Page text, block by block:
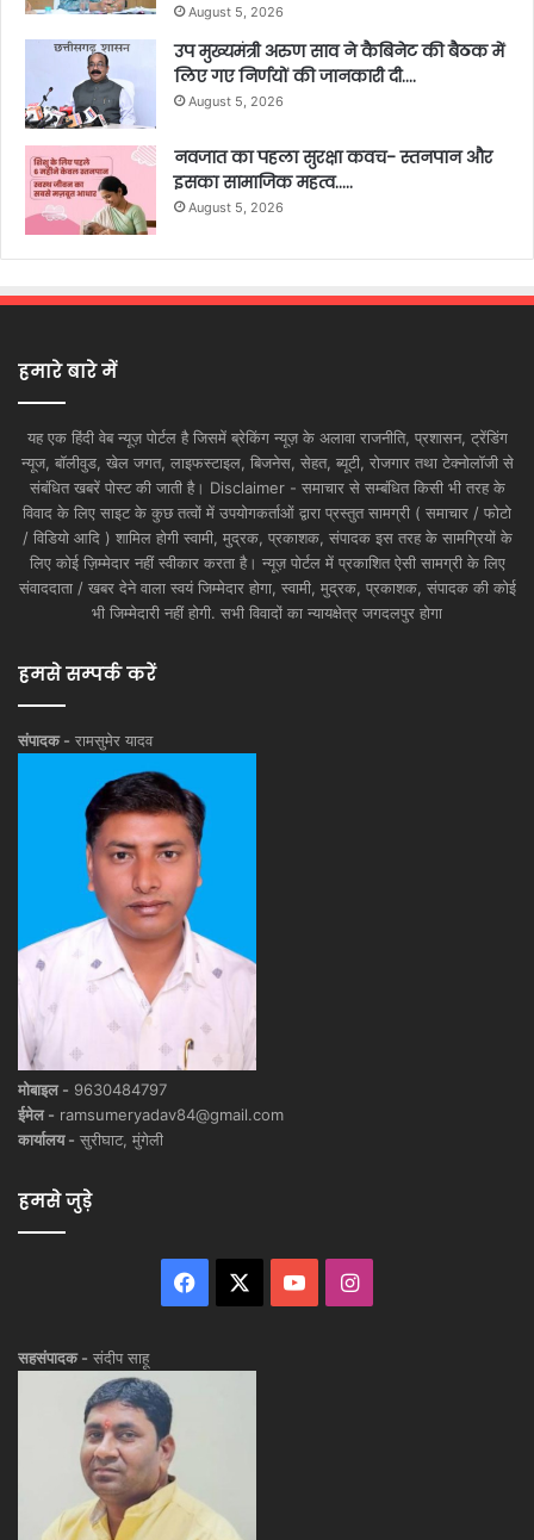
August 5, 2026
उप मुख्यमंत्री अरुण साव ने कैबिनेट की बैठक में
लिए गए निर्णयों की जानकारी दी….
August 5, 2026
नवजात का पहला सुरक्षा कवच- स्तनपान और
इसका सामाजिक महत्व…..
August 5, 2026
हमारे बारे में
यह एक हिंदी वेब न्यूज़ पोर्टल है जिसमें ब्रेकिंग न्यूज़ के अलावा राजनीति, प्रशासन, ट्रेंडिंग
न्यूज, बॉलीवुड, खेल जगत, लाइफस्टाइल, बिजनेस, सेहत, ब्यूटी, रोजगार तथा टेक्नोलॉजी से
संबंधित खबरें पोस्ट की जाती है। Disclaimer - समाचार से सम्बंधित किसी भी तरह के
विवाद के लिए साइट के कुछ तत्वों में उपयोगकर्ताओं द्वारा प्रस्तुत सामग्री ( समाचार / फोटो
/ विडियो आदि ) शामिल होगी स्वामी, मुद्रक, प्रकाशक, संपादक इस तरह के सामग्रियों के
लिए कोई ज़िम्मेदार नहीं स्वीकार करता है। न्यूज़ पोर्टल में प्रकाशित ऐसी सामग्री के लिए
संवाददाता / खबर देने वाला स्वयं जिम्मेदार होगा, स्वामी, मुद्रक, प्रकाशक, संपादक की कोई
भी जिम्मेदारी नहीं होगी. सभी विवादों का न्यायक्षेत्र जगदलपुर होगा
हमसे सम्पर्क करें
संपादक - रामसुमेर यादव
मोबाइल - 9630484797
ईमेल - ramsumeryadav84@gmail.com
कार्यालय - सुरीघाट, मुंगेली
हमसे जुड़े
Facebook YouTubeInstagram
सहसंपादक - संदीप साहू